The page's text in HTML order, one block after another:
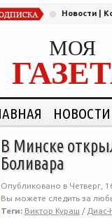
Новости
МОЯ
НОВОСТИ
В Минске
Боливара
Опубликовано в Четверг,
Вы можете следить за
Теги: Виктор Кураш / Диас-